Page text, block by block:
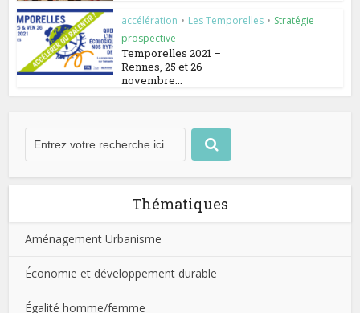
accélération • Les Temporelles • Stratégie
prospective
Temporelles 2021 –
Rennes, 25 et 26
novembre...
Thématiques
Aménagement Urbanisme
Économie et développement durable
Égalité homme/femme